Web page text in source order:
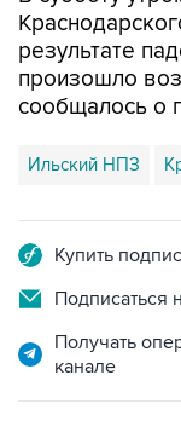
результате
произошло
сообщалось о
Ильский НПЗ
Купить
Подписаться
Получать
канале